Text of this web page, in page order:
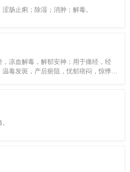
肠止痢；除湿；消肿；解毒。
，凉血解毒，解郁安神；用于痛经，经
温毒发斑，产后瘀阻，忧郁痞闷，惊悸发